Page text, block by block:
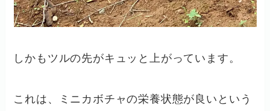
しかもツルの先がキュッと上がっています。
これは、ミニカボチャの栄養状態が良いという